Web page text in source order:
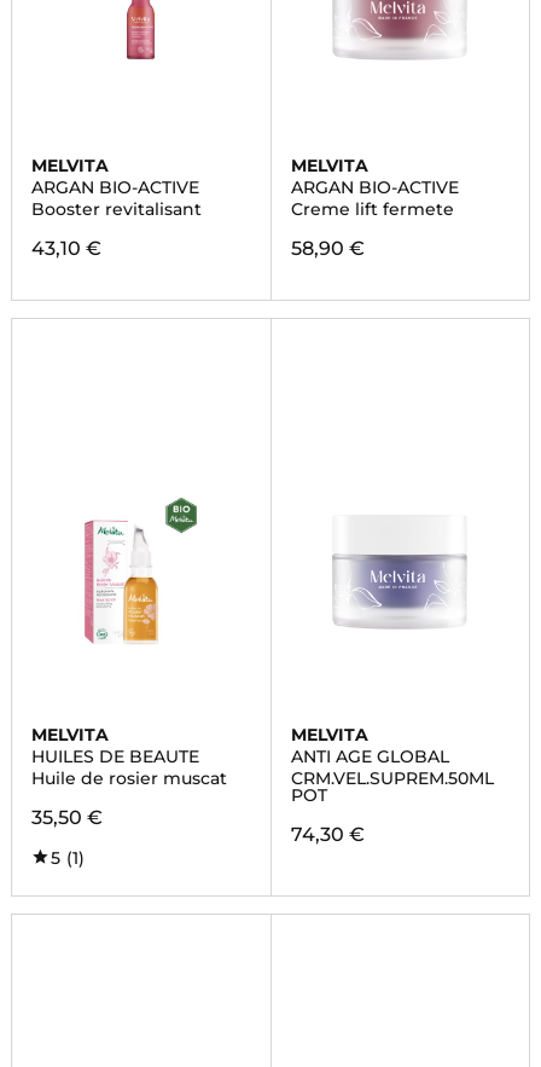
MELVITA
ARGAN BIO-ACTIVE
Booster revitalisant
43,10 €
MELVITA
ARGAN BIO-ACTIVE
Creme lift fermete
58,90 €
MELVITA
HUILES DE BEAUTE
Huile de rosier muscat
35,50 €
5 (1)
MELVITA
ANTI AGE GLOBAL
CRM.VEL.SUPREM.50ML
POT
74,30 €